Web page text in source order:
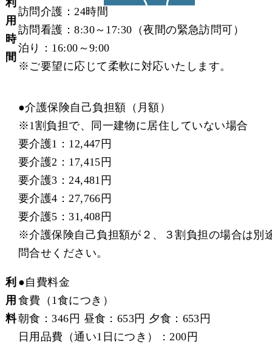
利
用
時
間
訪問介護：24時間
訪問看護：8:30～17:30（夜間の緊急訪問可）
泊り：16:00～9:00
※ご要望に応じて柔軟に対応いたします。
利
用
料
●介護保険自己負担額（月額）
※1割負担で、同一建物に居住していない場合
要介護1：12,447円
要介護2：17,415円
要介護3：24,481円
要介護4：27,766円
要介護5：31,408円
※介護保険自己負担額が２、３割負担の場合は別
問合せください。
●自費料金
食費（1食につき）
朝食：346円 昼食：653円 夕食：653円
日用品費（通い1日につき）：200円